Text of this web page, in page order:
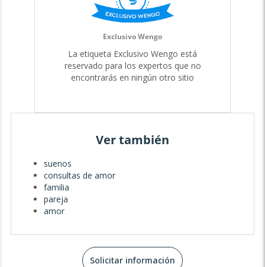
Exclusivo Wengo
La etiqueta Exclusivo Wengo está
reservado para los expertos que no
encontrarás en ningún otro sitio
Ver también
suenos
consultas de amor
familia
pareja
amor
Solicitar información